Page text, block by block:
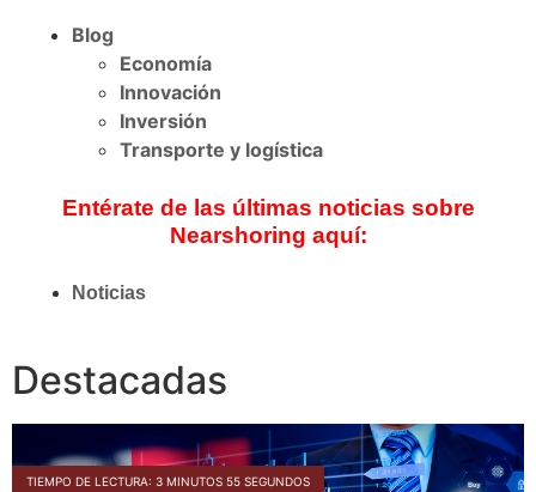
Blog
Economía
Innovación
Inversión
Transporte y logística
Entérate de las últimas noticias sobre
Nearshoring aquí:
Noticias
Destacadas
TIEMPO DE LECTURA: 2 MINUTOS 40 SEGUNDOS
TIEMPO DE LECTURA: 2 MINUTOS 53 SEGUNDOS
TIEMPO DE LECTURA: 3 MINUTOS 55 SEGUNDOS